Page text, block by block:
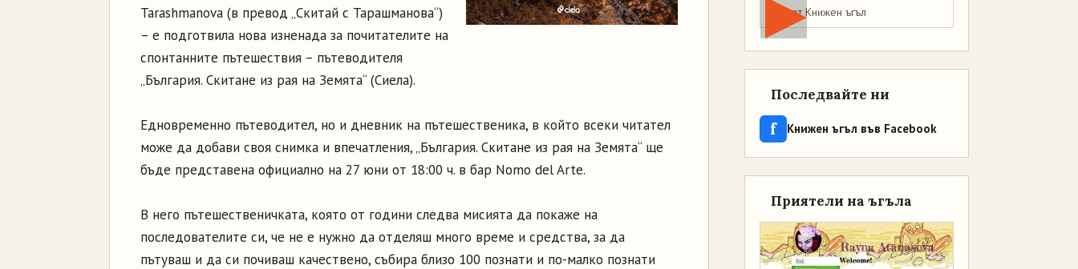
Tarashmanova (в превод „Скитай с Тарашманова“)
– е подготвила нова изненада за почитателите на
спонтанните пътешествия – пътеводителя
„България. Скитане из рая на Земята“ (Сиела).
Едновременно пътеводител, но и дневник на пътешественика, в който всеки читател
може да добави своя снимка и впечатления, „България. Скитане из рая на Земята“ ще
бъде представена официално на 27 юни от 18:00 ч. в бар Nomo del Arte.
В него пътешественичката, която от години следва мисията да покаже на
последователите си, че не е нужно да отделяш много време и средства, за да
пътуваш и да си почиваш качествено, събира близо 100 познати и по-малко познати
Мая от Книжен ъгъл
Последвайте ни
f Книжен ъгъл във Facebook
Приятели на ъгъла